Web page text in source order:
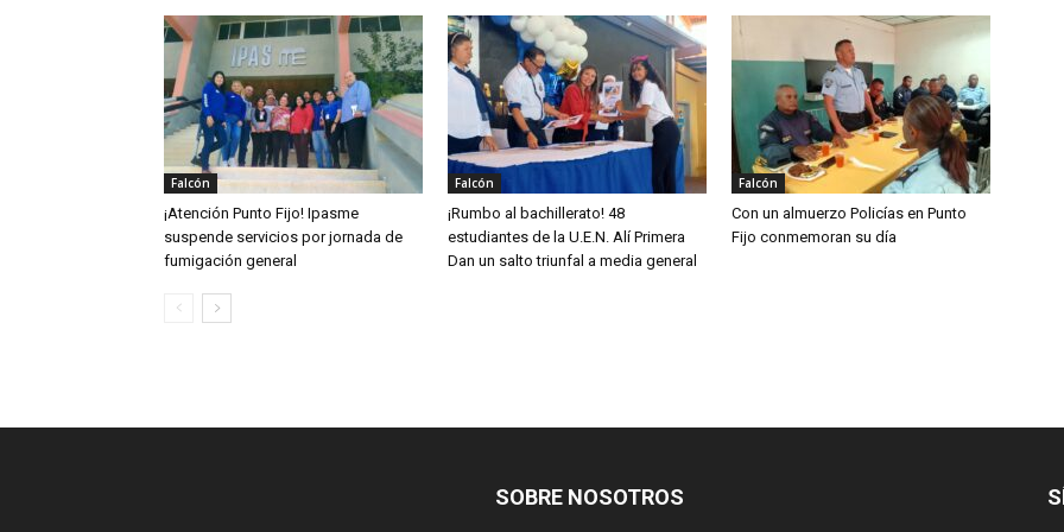
Falcón
¡Atención Punto Fijo! Ipasme
suspende servicios por jornada de
fumigación general
Falcón
¡Rumbo al bachillerato! 48
estudiantes de la U.E.N. Alí Primera
Dan un salto triunfal a media general
Falcón
Con un almuerzo Policías en Punto
Fijo conmemoran su día
SOBRE NOSOTROS